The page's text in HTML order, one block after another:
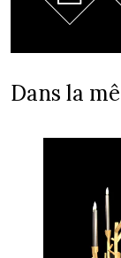
Dans la